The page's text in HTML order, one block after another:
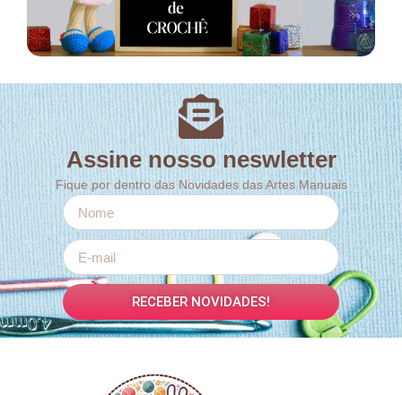
Assine nosso neswletter
Fique por dentro das Novidades das Artes Manuais
RECEBER NOVIDADES!